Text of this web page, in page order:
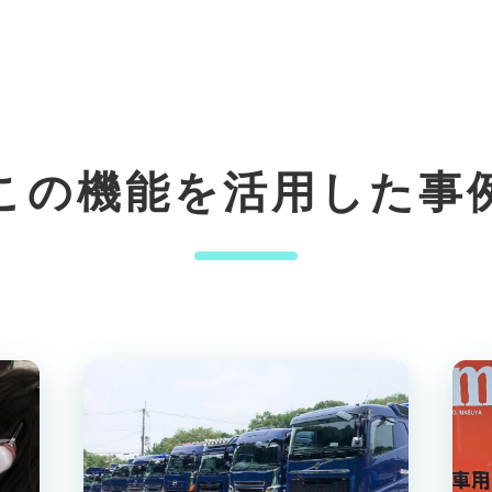
の機能を活用した事